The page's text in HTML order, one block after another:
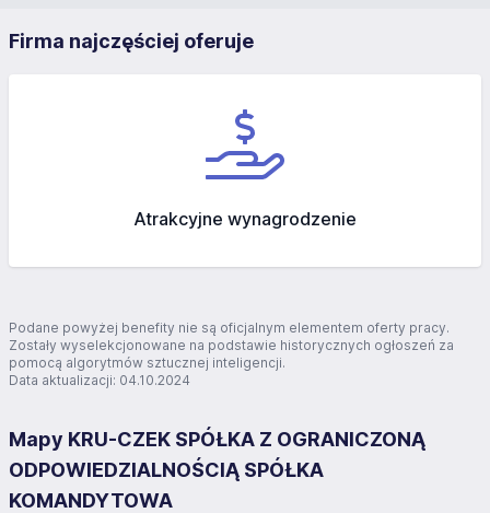
Firma najczęściej oferuje
Atrakcyjne wynagrodzenie
Podane powyżej benefity nie są oficjalnym elementem oferty pracy.
Zostały wyselekcjonowane na podstawie historycznych ogłoszeń za
pomocą algorytmów sztucznej inteligencji.
Data aktualizacji: 04.10.2024
Mapy KRU-CZEK SPÓŁKA Z OGRANICZONĄ
ODPOWIEDZIALNOŚCIĄ SPÓŁKA
KOMANDYTOWA